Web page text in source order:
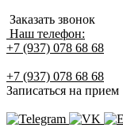
Заказать звонок
Наш телефон:
+7 (937) 078 68 68
+7 (937) 078 68 68
Записаться на прием